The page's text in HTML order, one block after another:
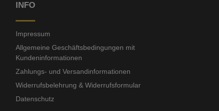
INFO
Impressum
Allgemeine Geschäftsbedingungen mit
Kundeninformationen
Zahlungs- und Versandinformationen
Widerrufsbelehrung & Widerrufsformular
Datenschutz